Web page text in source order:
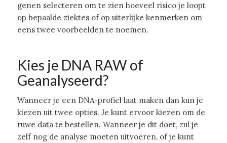
genen selecteren om te zien hoeveel risico je loopt
op bepaalde ziektes of op uiterlijke kenmerken om
eens twee voorbeelden te noemen.
Kies je DNA RAW of
Geanalyseerd?
Wanneer je een DNA-profiel laat maken dan kun je
kiezen uit twee opties. Je kunt ervoor kiezen om de
ruwe data te bestellen. Wanneer je dit doet, zul je
zelf nog de analyse moeten uitvoeren, of je kunt